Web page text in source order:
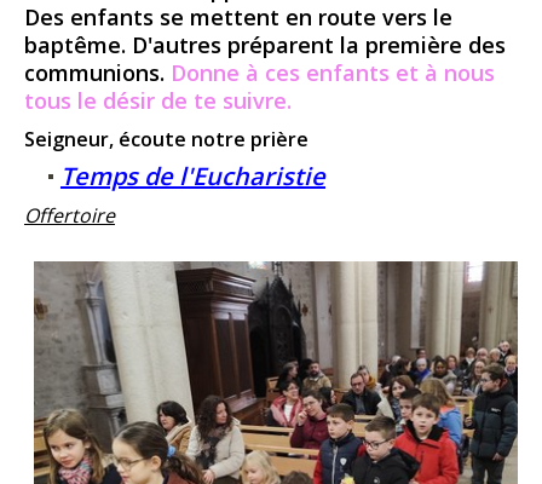
Des enfants se mettent en route vers le
baptême. D'autres préparent la première des
communions. Donne à ces enfants et à nous
tous le désir de te suivre.
Seigneur, écoute notre prière
Temps de l'Eucharistie
Offertoire